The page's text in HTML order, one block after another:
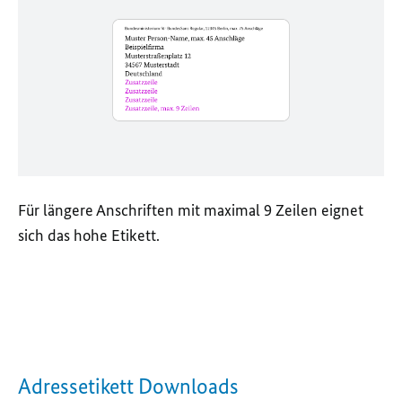
Für längere Anschriften mit maximal 9 Zeilen eignet
sich das hohe Etikett.
Adressetikett Downloads